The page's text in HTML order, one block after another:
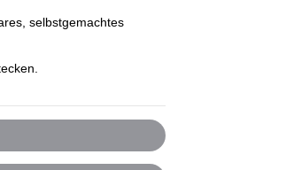
selbstgemachtes